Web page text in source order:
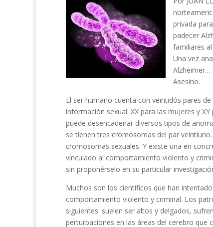
privada
padecer
familiares
Una vez
Alzheimer…
Asesino.
El ser humano cuenta con veintidós pares
información sexual: XX para las mujeres y
puede desencadenar diversos tipos de
se tienen tres cromosomas del par
cromosomas sexuales. Y existe una en
vinculado al comportamiento violento y
sin proponérselo en su particular
Muchos son los científicos que han
comportamiento violento y criminal. Los
siguientes: suelen ser altos y delgados,
perturbaciones en las áreas del cerebro